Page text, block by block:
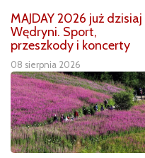
MAJDAY 2026 już
Wędryni. Sport,
przeszkody i koncerty
08 sierpnia 2026